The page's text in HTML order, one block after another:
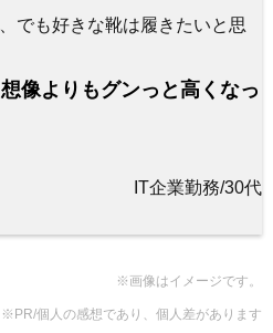
、でも好きな靴は履きたいと思
想像よりもグンっと高くなっ
IT企業勤務/30代
※画像はイメージです。
※PR/個人の感想であり、個人差があります